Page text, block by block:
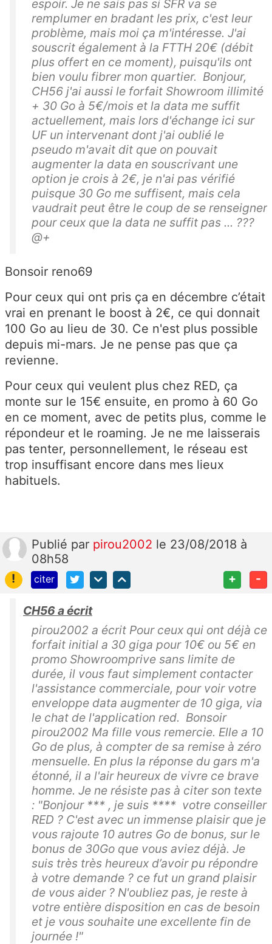
espoir. Je ne sais pas si SFR va se
remplumer en bradant les prix, c'est leur
problème, mais moi ça m'intéresse. J'ai
souscrit également à la FTTH 20€ (débit
plus offert en ce moment), puisqu'ils ont
bien voulu fibrer mon quartier. Bonjour,
CH56 j'ai aussi le forfait Showroom illimité
+ 30 Go à 5€/mois et la data me suffit
actuellement, mais lors d'échange ici sur
UF un intervenant dont j'ai oublié le
pseudo m'avait dit que on pouvait
augmenter la data en souscrivant une
option je crois à 2€, je n'ai pas vérifié
puisque 30 Go me suffisent, mais cela
vaudrait peut être le coup de se renseigner
pour ceux que la data ne suffit pas ... ???
@+
Bonsoir reno69
Pour ceux qui ont pris ça en décembre c’était
vrai en prenant le boost à 2€, ce qui donnait
100 Go au lieu de 30. Ce n'est plus possible
depuis mi-mars. Je ne pense pas que ça
revienne.
Pour ceux qui veulent plus chez RED, ça
monte sur le 15€ ensuite, en promo à 60 Go
en ce moment, avec de petits plus, comme le
répondeur et le roaming. Je ne me laisserais
pas tenter, personnellement, le réseau est
trop insuffisant encore dans mes lieux
habituels.
Publié par pirou2002 le 23/08/2018 à
08h58
!
citer + -
CH56 a écrit
pirou2002 a écrit Pour ceux qui ont déjà ce
forfait initial a 30 giga pour 10€ ou 5€ en
promo Showroomprive sans limite de
durée, il vous faut simplement contacter
l'assistance commerciale, pour voir votre
enveloppe data augmenter de 10 giga, via
le chat de l'application red. Bonsoir
pirou2002 Ma fille vous remercie. Elle a 10
Go de plus, à compter de sa remise à zéro
mensuelle. En plus la réponse du gars m'a
étonné, il a l'air heureux de vivre ce brave
homme. Je ne résiste pas à citer son texte
: "Bonjour *** , je suis **** votre conseiller
RED ? C'est avec un immense plaisir que je
vous rajoute 10 autres Go de bonus, sur le
bonus de 30Go que vous aviez déjà. Je
suis très très heureux d’avoir pu répondre
à votre demande ? ce fut un grand plaisir
de vous aider ? N'oubliez pas, je reste à
votre entière disposition en cas de besoin
et je vous souhaite une excellente fin de
journée !"